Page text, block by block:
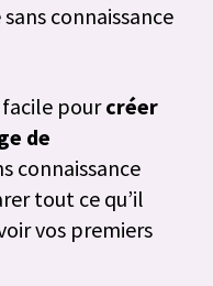
connaissance
pourcréer
de
connaissance
tout ce qu’il
vos premiers